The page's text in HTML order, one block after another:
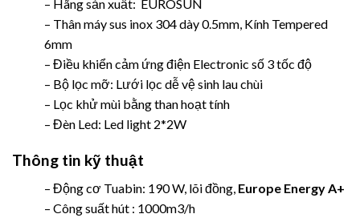
– Hãng sản xuất: EUROSUN
– Thân máy sus inox 304 dày 0.5mm, Kính Tempered
6mm
– Điều khiển cảm ứng điện Electronic số 3 tốc độ
– Bộ lọc mỡ: Lưới lọc dễ vệ sinh lau chùi
– Lọc khử mùi bằng than hoạt tính
– Đèn Led: Led light 2*2W
Thông tin kỹ thuật
– Động cơ Tuabin: 190 W, lõi đồng, Europe Energy A+
– Công suất hút : 1000m3/h